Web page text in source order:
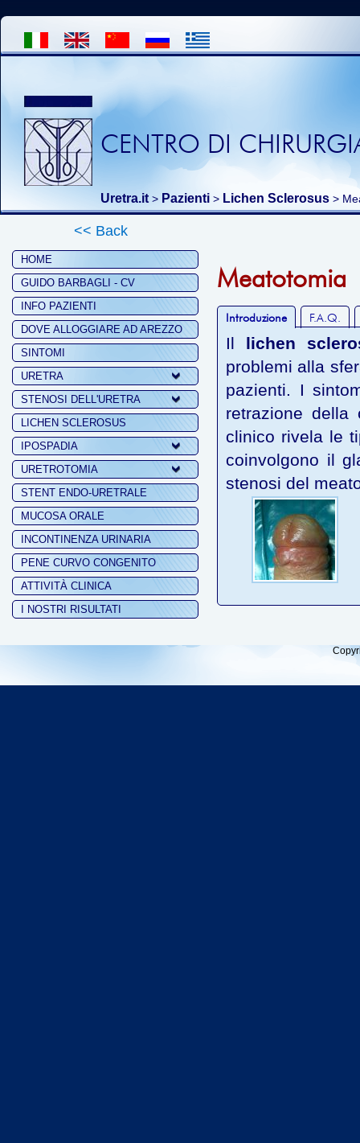
CENTRO DI
Uretra.it > Pazienti > Lichen Sclerosus >
<< Back
HOME
GUIDO BARBAGLI - CV
INFO PAZIENTI
DOVE ALLOGGIARE AD AREZZO
SINTOMI
URETRA
STENOSI DELL'URETRA
LICHEN SCLEROSUS
IPOSPADIA
URETROTOMIA
STENT ENDO-URETRALE
MUCOSA ORALE
INCONTINENZA URINARIA
PENE CURVO CONGENITO
ATTIVITÀ CLINICA
I NOSTRI RISULTATI
Meatotomia
Introduzione F.A.Q.
Il lichen
problemi alla
pazienti. I
retrazione della
clinico rivela le
coinvolgono il
stenosi del